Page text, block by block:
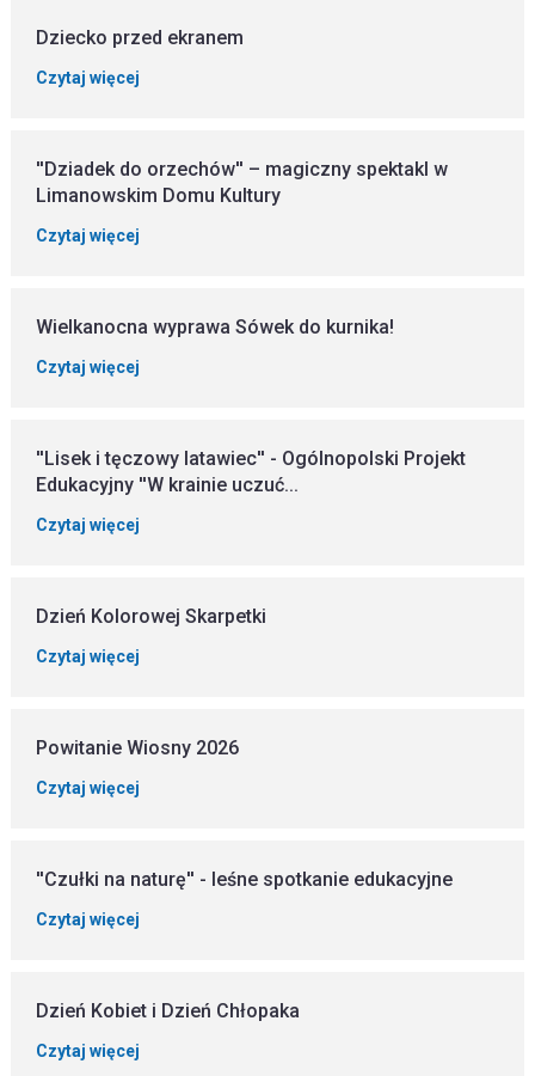
Dziecko przed ekranem
Czytaj więcej
''Dziadek do orzechów'' – magiczny spektakl w
Limanowskim Domu Kultury
Czytaj więcej
Wielkanocna wyprawa Sówek do kurnika!
Czytaj więcej
''Lisek i tęczowy latawiec'' - Ogólnopolski Projekt
Edukacyjny ''W krainie uczuć...
Czytaj więcej
Dzień Kolorowej Skarpetki
Czytaj więcej
Powitanie Wiosny 2026
Czytaj więcej
''Czułki na naturę'' - leśne spotkanie edukacyjne
Czytaj więcej
Dzień Kobiet i Dzień Chłopaka
Czytaj więcej